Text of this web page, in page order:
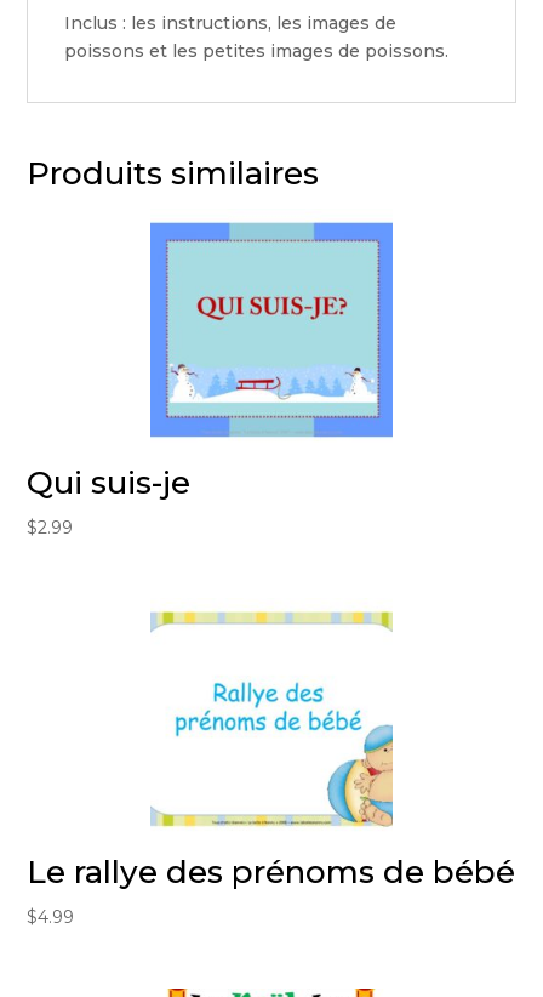
Inclus : les instructions, les images de
poissons et les petites images de poissons.
Produits similaires
Qui suis-je
$2.99
Le rallye des prénoms de bébé
$4.99